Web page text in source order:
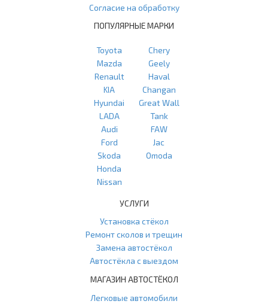
Согласие на обработку
ПОПУЛЯРНЫЕ МАРКИ
Toyota
Mazda
Renault
KIA
Hyundai
LADA
Audi
Ford
Skoda
Honda
Nissan
Chery
Geely
Haval
Changan
Great Wall
Tank
FAW
Jac
Omoda
УСЛУГИ
Установка стёкол
Ремонт сколов и трещин
Замена автостёкол
Автостёкла с выездом
МАГАЗИН АВТОСТЁКОЛ
Легковые автомобили